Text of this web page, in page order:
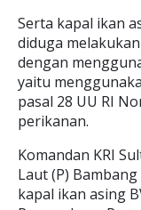
Serta kapal ikan
diduga
dengan
yaitu
pasal 28 UU RI
perikanan.
Komandan KRI
Laut (P)
kapal ikan asing